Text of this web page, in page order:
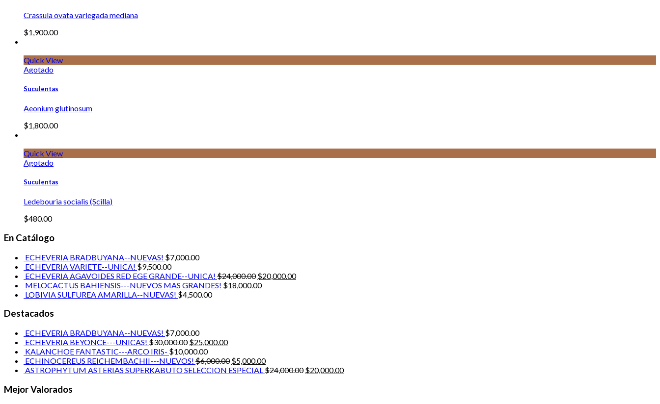
Crassula ovata variegada mediana
$1,900.00
Quick View
Agotado
Suculentas
Aeonium glutinosum
$1,800.00
Quick View
Agotado
Suculentas
Ledebouria socialis (Scilla)
$480.00
En Catálogo
ECHEVERIA BRADBUYANA--NUEVAS! $7,000.00
ECHEVERIA VARIETE--UNICA! $9,500.00
ECHEVERIA AGAVOIDES RED EGE GRANDE--UNICA! $24,000.00 $20,000.00
MELOCACTUS BAHIENSIS---NUEVOS MAS GRANDES! $18,000.00
LOBIVIA SULFUREA AMARILLA--NUEVAS! $4,500.00
Destacados
ECHEVERIA BRADBUYANA--NUEVAS! $7,000.00
ECHEVERIA BEYONCE---UNICAS! $30,000.00 $25,000.00
KALANCHOE FANTASTIC---ARCO IRIS- $10,000.00
ECHINOCEREUS REICHEMBACHII---NUEVOS! $6,000.00 $5,000.00
ASTROPHYTUM ASTERIAS SUPERKABUTO SELECCION ESPECIAL$24,000.00 $20,000.00
Mejor Valorados